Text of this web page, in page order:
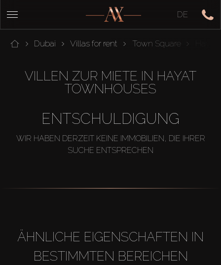
DE
Dubai Villas for rent Town Square
VILLEN ZUR MIETE IN HAYAT
TOWNHOUSES
ENTSCHULDIGUNG
WIR HABEN DERZEIT KEINE IMMOBILIEN, DIE IHRER
SUCHE ENTSPRECHEN
ÄHNLICHE EIGENSCHAFTEN IN
BESTIMMTEN BEREICHEN